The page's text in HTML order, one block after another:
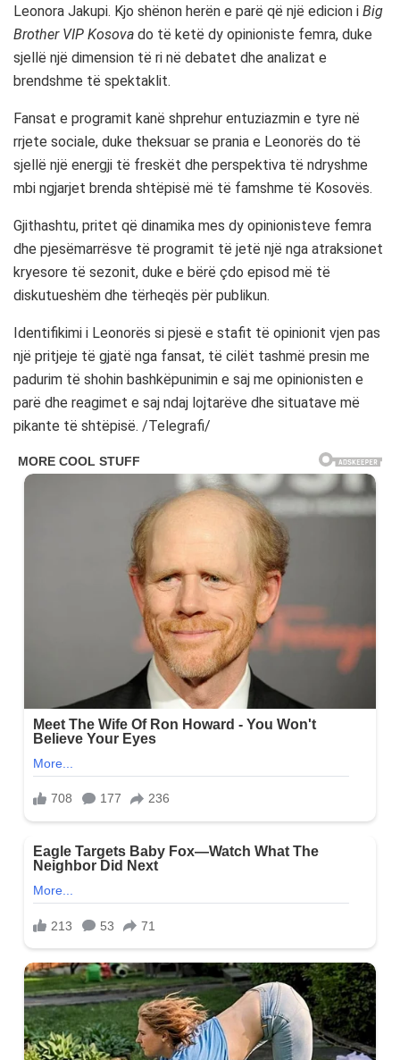
Leonora Jakupi. Kjo shënon herën e parë që një edicion i Big
Brother VIP Kosova do të ketë dy opinioniste femra, duke
sjellë një dimension të ri në debatet dhe analizat e
brendshme të spektaklit.
Fansat e programit kanë shprehur entuziazmin e tyre në
rrjete sociale, duke theksuar se prania e Leonorës do të
sjellë një energji të freskët dhe perspektiva të ndryshme
mbi ngjarjet brenda shtëpisë më të famshme të Kosovës.
Gjithashtu, pritet që dinamika mes dy opinionisteve femra
dhe pjesëmarrësve të programit të jetë një nga atraksionet
kryesore të sezonit, duke e bërë çdo episod më të
diskutueshëm dhe tërheqës për publikun.
Identifikimi i Leonorës si pjesë e stafit të opinionit vjen pas
një pritjeje të gjatë nga fansat, të cilët tashmë presin me
padurim të shohin bashkëpunimin e saj me opinionisten e
parë dhe reagimet e saj ndaj lojtarëve dhe situatave më
pikante të shtëpisë. /Telegrafi/